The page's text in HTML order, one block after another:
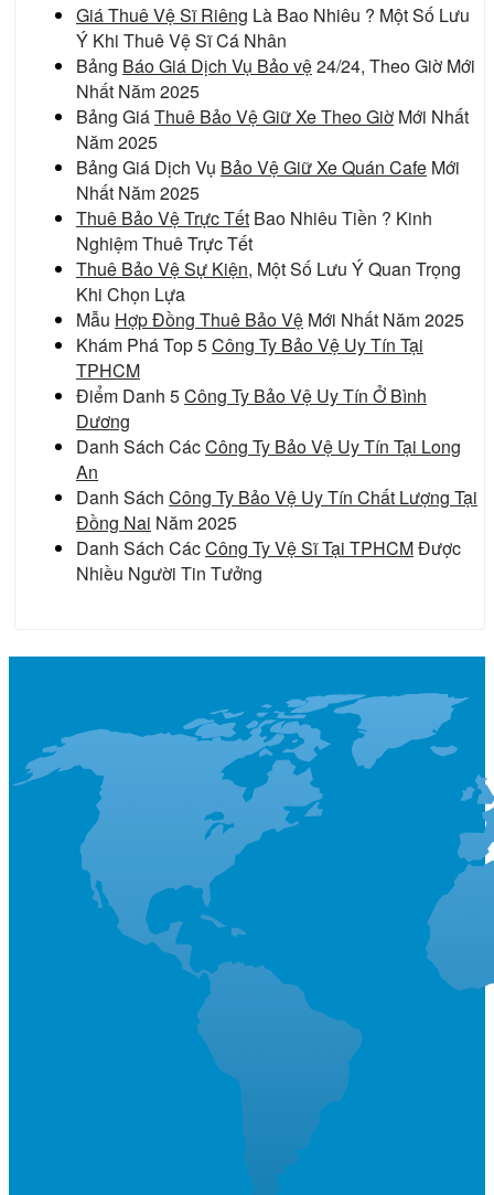
Giá Thuê Vệ Sĩ Riêng Là Bao Nhiêu ? Một Số Lưu
Ý Khi Thuê Vệ Sĩ Cá Nhân
Bảng Báo Giá Dịch Vụ Bảo vệ24/24, Theo Giờ Mới
Nhất Năm 2025
Bảng GiáThuê Bảo Vệ Giữ Xe Theo Giờ Mới Nhất
Năm 2025
Bảng Giá Dịch Vụ Bảo Vệ Giữ Xe Quán Cafe Mới
Nhất Năm 2025
Thuê Bảo Vệ Trực Tết Bao Nhiêu Tiền ? Kinh
Nghiệm Thuê Trực Tết
Thuê Bảo Vệ Sự Kiện, Một Số Lưu Ý Quan Trọng
Khi Chọn Lựa
Mẫu Hợp Đồng Thuê Bảo Vệ Mới Nhất Năm 2025
Khám Phá Top 5Công Ty Bảo Vệ Uy Tín Tại
TPHCM
Điểm Danh 5Công Ty Bảo Vệ Uy Tín Ở Bình
Dương
Danh Sách CácCông Ty Bảo Vệ Uy Tín Tại Long
An
Danh Sách Công Ty Bảo Vệ Uy Tín Chất Lượng Tại
Đồng Nai Năm 2025
Danh Sách CácCông Ty Vệ Sĩ Tại TPHCMĐược
Nhiều Người Tin Tưởng